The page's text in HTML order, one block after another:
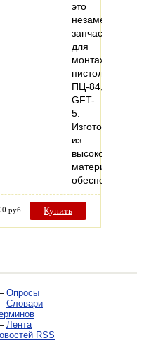
это
незаменимая
запчасть
для
монтажного
пистолета
ПЦ-84,
GFT-
5.
Изготовлен
из
материала,
руб Купить
Опросы
Словари
Лента
RSS